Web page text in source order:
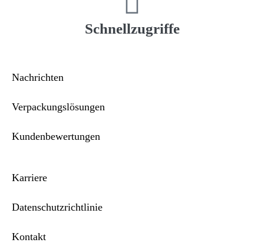
Schnellzugriffe
Nachrichten
Verpackungslösungen
Kundenbewertungen
Karriere
Datenschutzrichtlinie
Kontakt